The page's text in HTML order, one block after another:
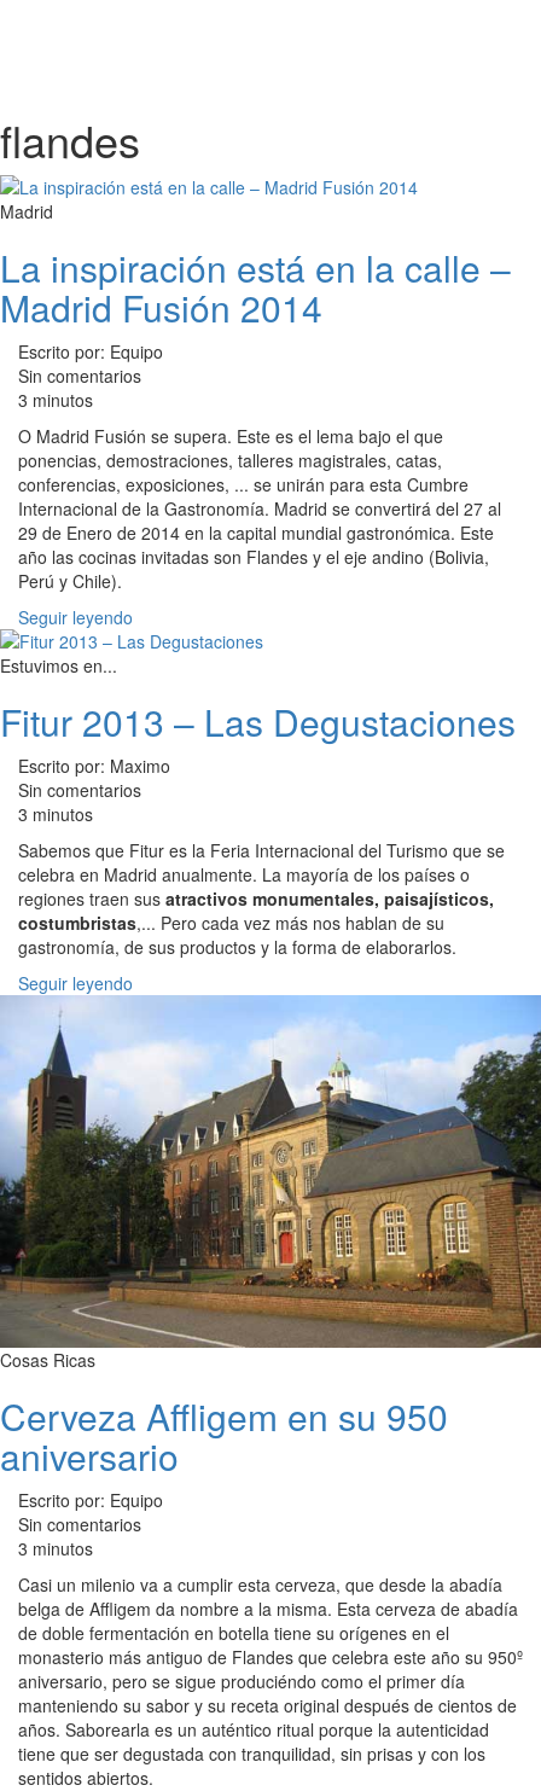
flandes
Madrid
La inspiración está en la calle –
Madrid Fusión 2014
Escrito por: Equipo
Sin comentarios
3 minutos
O Madrid Fusión se supera. Este es el lema bajo el que
ponencias, demostraciones, talleres magistrales, catas,
conferencias, exposiciones, ... se unirán para esta Cumbre
Internacional de la Gastronomía. Madrid se convertirá del 27 al
29 de Enero de 2014 en la capital mundial gastronómica. Este
año las cocinas invitadas son Flandes y el eje andino (Bolivia,
Perú y Chile).
Seguir leyendo
Estuvimos en...
Fitur 2013 – Las Degustaciones
Escrito por: Maximo
Sin comentarios
3 minutos
Sabemos que Fitur es la Feria Internacional del Turismo que se
celebra en Madrid anualmente. La mayoría de los países o
regiones traen sus atractivos monumentales, paisajísticos,
costumbristas,... Pero cada vez más nos hablan de su
gastronomía, de sus productos y la forma de elaborarlos.
Seguir leyendo
Cosas Ricas
Cerveza Affligem en su 950
aniversario
Escrito por: Equipo
Sin comentarios
3 minutos
Casi un milenio va a cumplir esta cerveza, que desde la abadía
belga de Affligem da nombre a la misma. Esta cerveza de abadía
de doble fermentación en botella tiene su orígenes en el
monasterio más antiguo de Flandes que celebra este año su 950º
aniversario, pero se sigue produciéndo como el primer día
manteniendo su sabor y su receta original después de cientos de
años. Saborearla es un auténtico ritual porque la autenticidad
tiene que ser degustada con tranquilidad, sin prisas y con los
sentidos abiertos.